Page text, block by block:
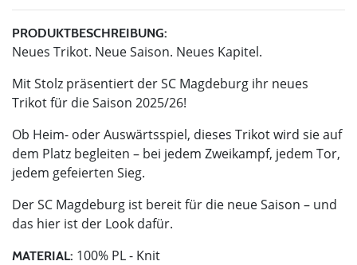
PRODUKTBESCHREIBUNG:
Neues Trikot. Neue Saison. Neues Kapitel.
Mit Stolz präsentiert der SC Magdeburg ihr neues
Trikot für die Saison 2025/26!
Ob Heim- oder Auswärtsspiel, dieses Trikot wird sie auf
dem Platz begleiten – bei jedem Zweikampf, jedem Tor,
jedem gefeierten Sieg.
Der SC Magdeburg ist bereit für die neue Saison – und
das hier ist der Look dafür.
MATERIAL: 100% PL - Knit